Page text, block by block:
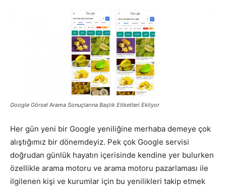
ve
Pazarlaması
SEO,
Google Görsel Arama Sonuçlarına Başlık Etiketleri Ekliyor
Her gün yeni bir Google yeniliğine merhaba demeye çok
alıştığımız bir dönemdeyiz. Pek çok Google servisi
doğrudan günlük hayatın içerisinde kendine yer bulurken
özellikle arama motoru ve arama motoru pazarlaması ile
ilgilenen kişi ve kurumlar için bu yenilikleri takip etmek